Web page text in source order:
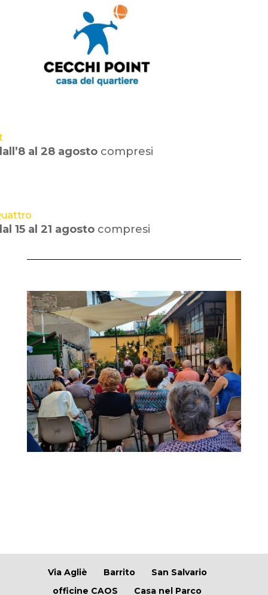
al 28 agosto compresi
15 al 21 agosto compresi
Via Agliè Barrito
San Salvario
officine CAOS
Casa nel Parco